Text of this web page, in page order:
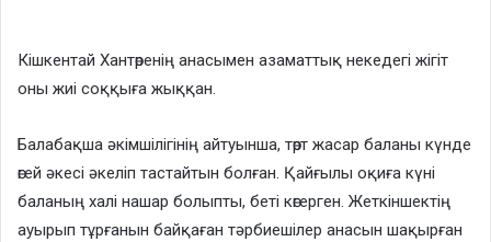
Кішкентай Хантөренің анасымен азаматтық некедегі жігіт
оны жиі соққыға жыққан.
Балабақша әкімшілігінің айтуынша, төрт жасар баланы күнде
өгей әкесі әкеліп тастайтын болған. Қайғылы оқиға күні
баланың халі нашар болыпты, беті көгерген. Жеткіншектің
ауырып тұрғанын байқаған тәрбиешілер анасын шақырған